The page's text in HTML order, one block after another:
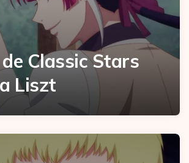
Classic Stars
Liszt